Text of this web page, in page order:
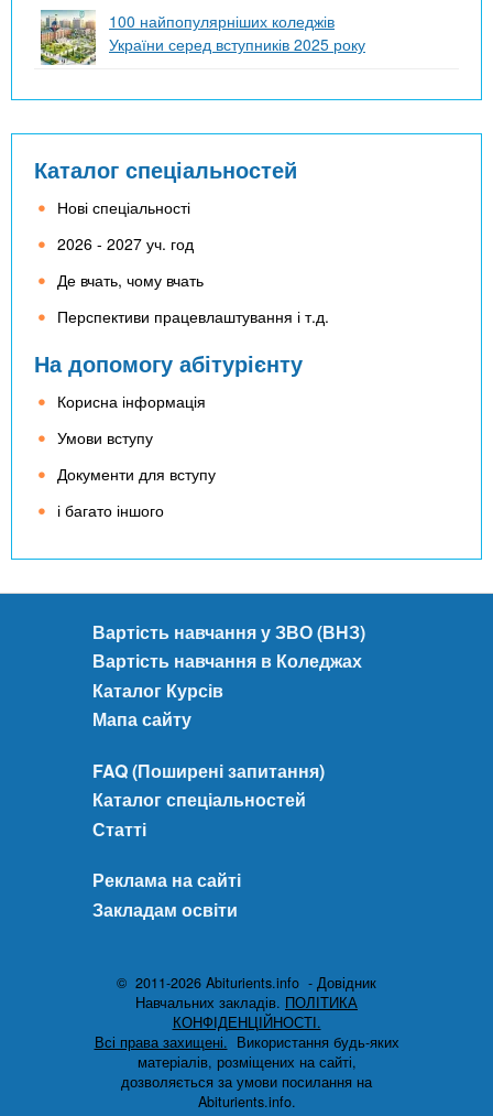
100 найпопулярніших коледжів
України серед вступників 2025 року
Каталог спеціальностей
Нові спеціальності
2026 - 2027 уч. год
Де вчать, чому вчать
Перспективи працевлаштування і т.д.
На допомогу абітурієнту
Корисна інформація
Умови вступу
Документи для вступу
і багато іншого
Вартість навчання у ЗВО (ВНЗ)
Вартість навчання в Коледжах
Каталог Курсів
Мапа сайту
FAQ (Поширені запитання)
Каталог спеціальностей
Статті
Реклама на сайті
Закладам освіти
© 2011-2026 Abiturients.info - Довідник
Навчальних закладів. ПОЛІТИКА
КОНФІДЕНЦІЙНОСТІ.
Всі права захищені. Використання будь-яких
матеріалів, розміщених на сайті,
дозволяється за умови посилання на
Abiturients.info.